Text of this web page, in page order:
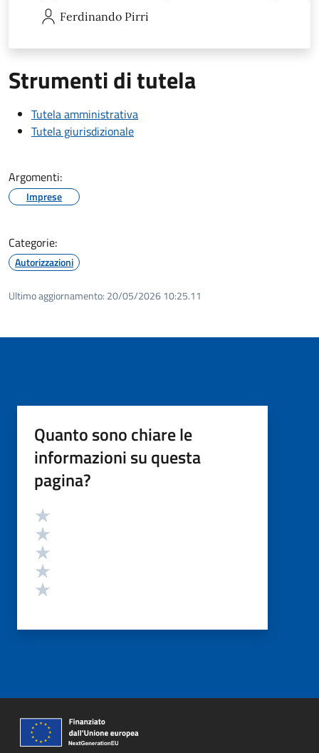
Ferdinando Pirri
Strumenti di tutela
Tutela amministrativa
Tutela giurisdizionale
Argomenti:
Imprese
Categorie:
Autorizzazioni
Ultimo aggiornamento: 20/05/2026 10:25.11
Quanto sono chiare le
informazioni su questa
pagina?
Valutazione